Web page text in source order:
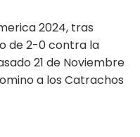
2024, tras
de 2-0 contra la
21 de Noviembre
a los Catrachos